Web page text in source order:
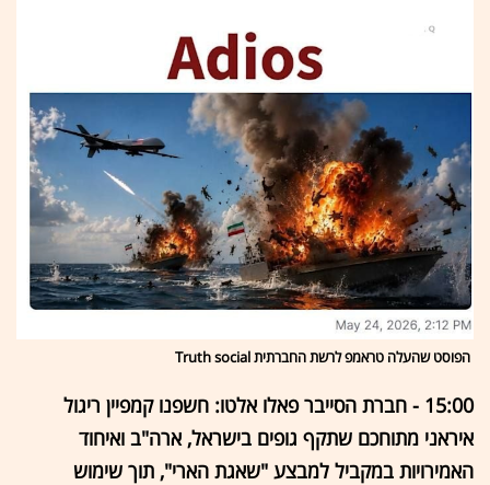
הפוסט שהעלה טראמפ לרשת החברתית Truth social
15:00 - חברת הסייבר פאלו אלטו: חשפנו קמפיין ריגול
איראני מתוחכם שתקף גופים בישראל, ארה"ב ואיחוד
האמירויות במקביל למבצע "שאגת הארי", תוך שימוש